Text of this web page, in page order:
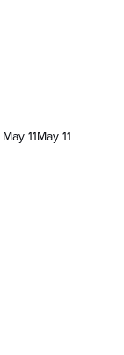
May 11May 11